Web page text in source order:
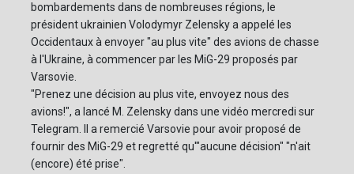
bombardements dans de nombreuses régions, le
président ukrainien Volodymyr Zelensky a appelé les
Occidentaux à envoyer "au plus vite" des avions de chasse
à l'Ukraine, à commencer par les MiG-29 proposés par
Varsovie.
"Prenez une décision au plus vite, envoyez nous des
avions!", a lancé M. Zelensky dans une vidéo mercredi sur
Telegram. Il a remercié Varsovie pour avoir proposé de
fournir des MiG-29 et regretté qu'"aucune décision" "n'ait
(encore) été prise".